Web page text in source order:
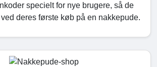
specielt for nye brugere, så de
deres første køb på en nakkepude.